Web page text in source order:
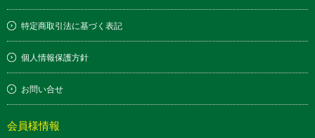
特定商取引法に基づく表記
個人情報保護方針
お問い合せ
会員様情報